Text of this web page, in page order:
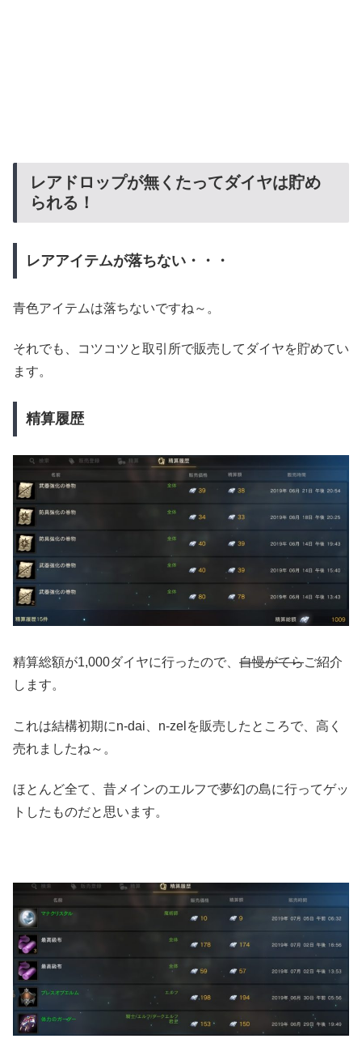
レアドロップが無くたってダイヤは貯め
られる！
レアアイテムが落ちない・・・
青色アイテムは落ちないですね～。
それでも、コツコツと取引所で販売してダイヤを貯めてい
ます。
精算履歴
精算総額が1,000ダイヤに行ったので、 自慢がてらご紹介
します。
これは結構初期にn-dai、n-zelを販売したところで、高く
売れましたね～。
ほとんど全て、昔メインのエルフで夢幻の島に行ってゲッ
トしたものだと思います。